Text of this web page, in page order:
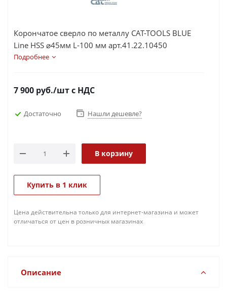
Корончатое сверло по металлу CAT-TOOLS BLUE
Line HSS ⌀45мм L-100 мм арт.41.22.10450
Подробнее
7 900 руб./штс НДС
Достаточно Нашли дешевле?
В корзину
Купить в 1 клик
Цена действительна только для интернет-магазина и может
отличаться от цен в розничных магазинах
Описание